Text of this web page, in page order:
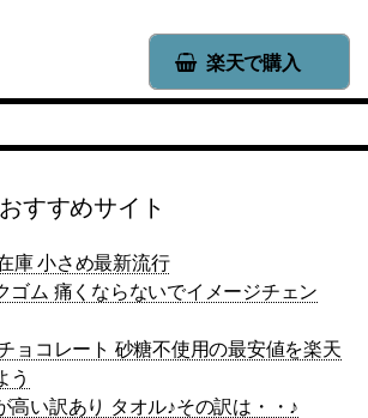
楽天で購入
おすすめサイト
庫 小さめ最新流行
ゴム 痛くならないでイメージチェン
ョコレート 砂糖不使用の最安値を楽天
う
高い訳あり タオル♪その訳は・・♪